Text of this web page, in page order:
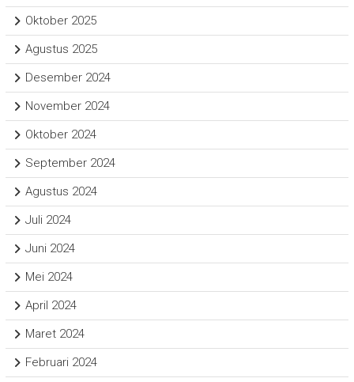
Oktober 2025
Agustus 2025
Desember 2024
November 2024
Oktober 2024
September 2024
Agustus 2024
Juli 2024
Juni 2024
Mei 2024
April 2024
Maret 2024
Februari 2024